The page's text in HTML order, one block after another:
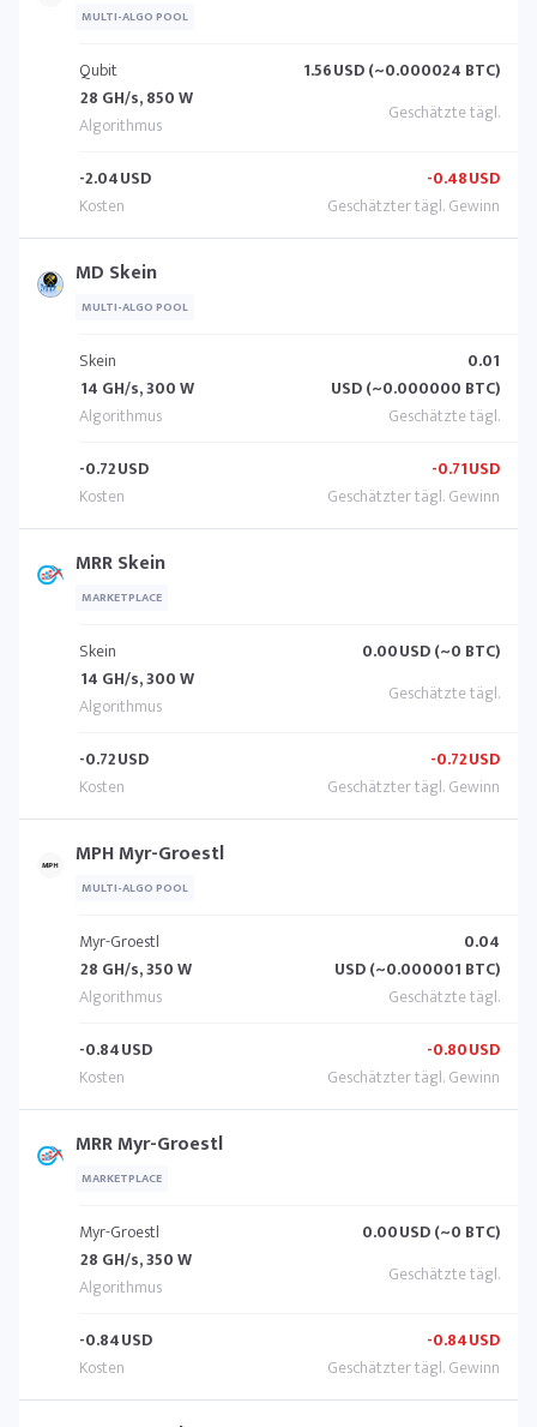
MULTI-ALGO POOL
Qubit
28 GH/s, 850 W
1.56USD (~0.000024 BTC)
-2.04USD -0.48USD
MD Skein
MULTI-ALGO POOL
Skein
14 GH/s, 300 W
0.01
USD (~0.000000 BTC)
-0.72USD -0.71USD
MRR Skein
MARKETPLACE
Skein
14 GH/s, 300 W
0.00USD (~0 BTC)
-0.72USD -0.72USD
MPH Myr-Groestl
MULTI-ALGO POOL
Myr-Groestl
28 GH/s, 350 W
0.04
USD (~0.000001 BTC)
-0.84USD -0.80USD
MRR Myr-Groestl
MARKETPLACE
Myr-Groestl
28 GH/s, 350 W
0.00USD (~0 BTC)
-0.84USD -0.84USD